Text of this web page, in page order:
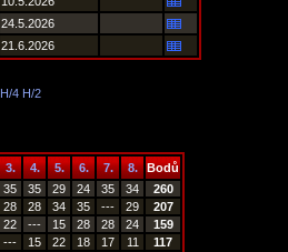
24.5.2026
21.6.2026
H/4 H/2
3. 4. 5. 6. 7. 8.
Bodů
35 35 29 24 35 34
260
28 28 34 35 --- 29
207
22 --- 15 28 28 24
159
--- 15 22 18 17 11
117